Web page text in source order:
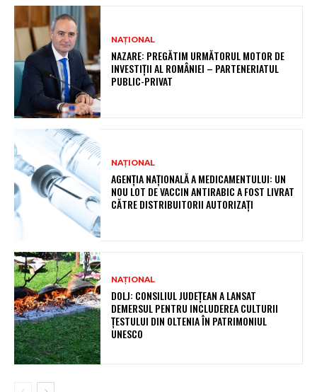
NAȚIONAL
NAZARE: PREGĂTIM URMĂTORUL MOTOR DE
INVESTIȚII AL ROMÂNIEI – PARTENERIATUL
PUBLIC-PRIVAT
NAȚIONAL
AGENȚIA NAȚIONALĂ A MEDICAMENTULUI: UN
NOU LOT DE VACCIN ANTIRABIC A FOST LIVRAT
CĂTRE DISTRIBUITORII AUTORIZAȚI
NAȚIONAL
DOLJ: CONSILIUL JUDEȚEAN A LANSAT
DEMERSUL PENTRU INCLUDEREA CULTURII
ȚESTULUI DIN OLTENIA ÎN PATRIMONIUL
UNESCO